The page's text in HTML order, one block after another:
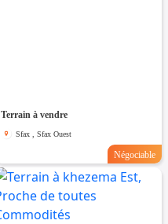
Terrain à vendre
Sfax , Sfax Ouest
Négociable